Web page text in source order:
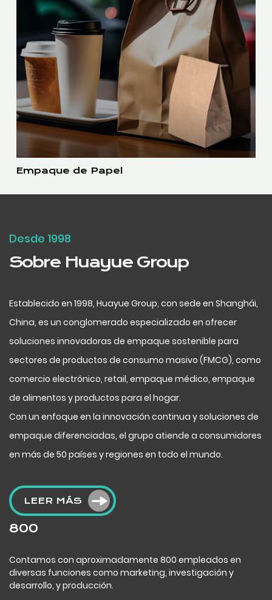
Empaque de Papel
Desde 1998
Sobre Huayue Group
Establecido en 1998, Huayue Group, con sede en Shanghái,
China, es un conglomerado especializado en ofrecer
soluciones innovadoras de empaque sostenible para
sectores de productos de consumo masivo (FMCG), como
comercio electrónico, retail, empaque médico, empaque
de alimentos y productos para el hogar.
Con un enfoque en la innovación continua y soluciones de
empaque diferenciadas, el grupo atiende a consumidores
en más de 50 países y regiones en todo el mundo.
LEER MÁS
800
Contamos con aproximadamente 800 empleados en
diversas funciones como marketing, investigación y
desarrollo, y producción.